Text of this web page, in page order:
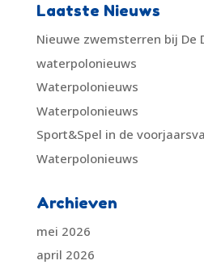
Laatste Nieuws
Nieuwe zwemsterren bij De
waterpolonieuws
Waterpolonieuws
Waterpolonieuws
Sport&Spel in de
Waterpolonieuws
Archieven
mei 2026
april 2026